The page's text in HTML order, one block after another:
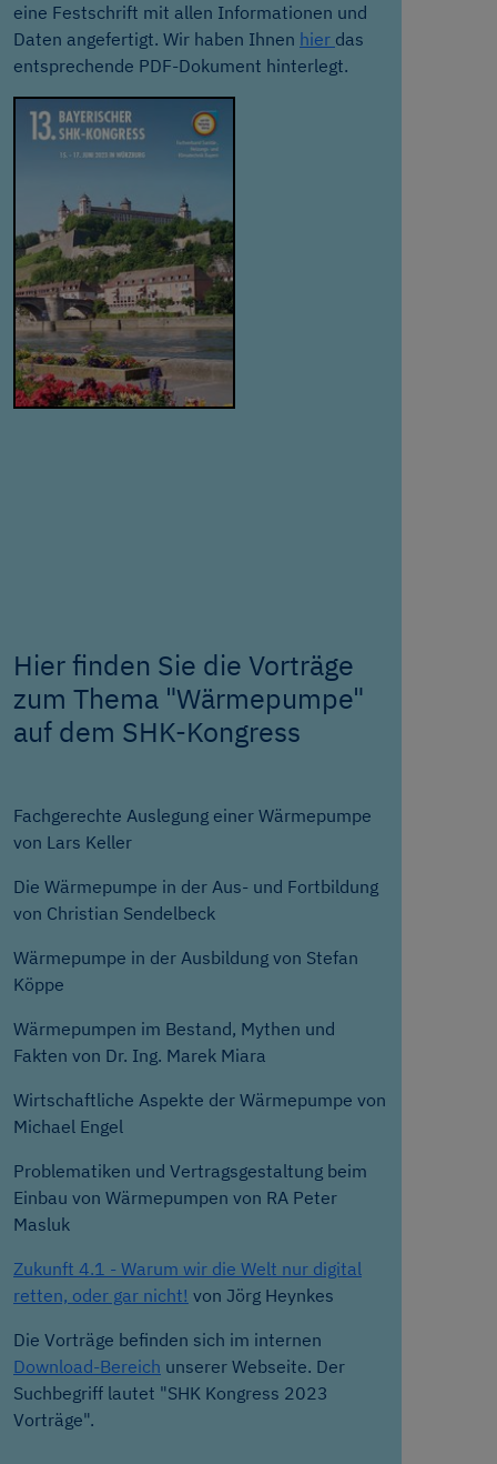
eine Festschrift mit allen Informationen und
Daten angefertigt. Wir haben Ihnen hier das
entsprechende PDF-Dokument hinterlegt.
Hier finden Sie die Vorträge
zum Thema "Wärmepumpe"
auf dem SHK-Kongress
Fachgerechte Auslegung einer Wärmepumpe
von Lars Keller
Die Wärmepumpe in der Aus- und Fortbildung
von Christian Sendelbeck
Wärmepumpe in der Ausbildung von Stefan
Köppe
Wärmepumpen im Bestand, Mythen und
Fakten von Dr. Ing. Marek Miara
Wirtschaftliche Aspekte der Wärmepumpe von
Michael Engel
Problematiken und Vertragsgestaltung beim
Einbau von Wärmepumpen von RA Peter
Masluk
Zukunft 4.1 - Warum wir die Welt nur digital
retten, oder gar nicht! von Jörg Heynkes
Die Vorträge befinden sich im internen
Download-Bereich unserer Webseite. Der
Suchbegriff lautet "SHK Kongress 2023
Vorträge".